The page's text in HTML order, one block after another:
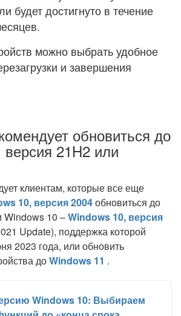
будет достигнуто в течение
можно выбрать удобное
и завершения
обновиться до
21H2 или
клиентам, которые все еще
10, версия 2004обновиться до
Windows 10 –Windows 10, версия
Update), поддержка которой
2023 года, или обновить
доWindows 11 .
Windows 10: Выбираем